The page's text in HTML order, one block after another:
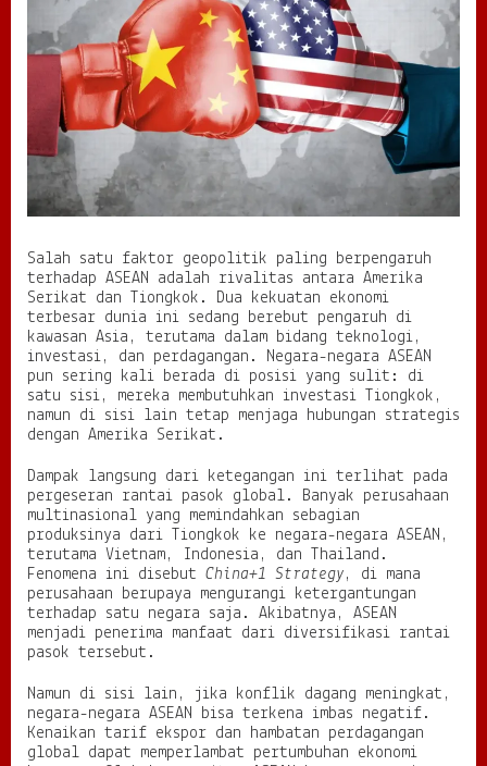
Salah satu faktor geopolitik paling berpengaruh
terhadap ASEAN adalah rivalitas antara Amerika
Serikat dan Tiongkok. Dua kekuatan ekonomi
terbesar dunia ini sedang berebut pengaruh di
kawasan Asia, terutama dalam bidang teknologi,
investasi, dan perdagangan. Negara-negara ASEAN
pun sering kali berada di posisi yang sulit: di
satu sisi, mereka membutuhkan investasi Tiongkok,
namun di sisi lain tetap menjaga hubungan strategis
dengan Amerika Serikat.
Dampak langsung dari ketegangan ini terlihat pada
pergeseran rantai pasok global. Banyak perusahaan
multinasional yang memindahkan sebagian
produksinya dari Tiongkok ke negara-negara ASEAN,
terutama Vietnam, Indonesia, dan Thailand.
Fenomena ini disebut China+1 Strategy, di mana
perusahaan berupaya mengurangi ketergantungan
terhadap satu negara saja. Akibatnya, ASEAN
menjadi penerima manfaat dari diversifikasi rantai
pasok tersebut.
Namun di sisi lain, jika konflik dagang meningkat,
negara-negara ASEAN bisa terkena imbas negatif.
Kenaikan tarif ekspor dan hambatan perdagangan
global dapat memperlambat pertumbuhan ekonomi